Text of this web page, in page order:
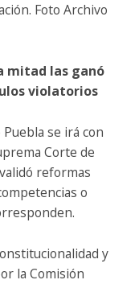
Foto Archivo
mitad las ganó
violatorios
se irá con
Corte de
reformas
o
y
la Comisión